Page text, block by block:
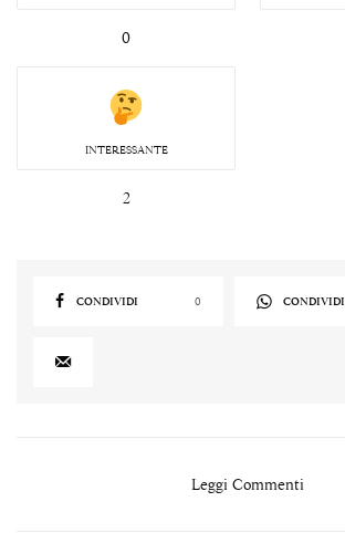
0
INTERESSANTE
2
CONDIVIDI 0 CONDIVIDI
Leggi Commenti